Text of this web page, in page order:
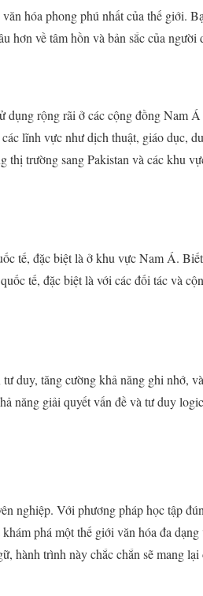
hóa phong phú nhất của thế giới.
hơn về tâm hồn và bản sắc của người
rộng rãi ở các cộng đồng Nam
lĩnh vực như dịch thuật, giáo dục,
trường sang Pakistan và các khu
tế, đặc biệt là ở khu vực Nam Á.
tế, đặc biệt là với các đối tác và
duy, tăng cường khả năng ghi nhớ,
năng giải quyết vấn đề và tư duy
nghiệp. Với phương pháp học tập
phá một thế giới văn hóa đa
hành trình này chắc chắn sẽ mang